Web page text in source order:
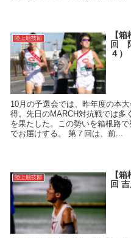
陸上競技部
【
回
４）
10月の予選会では、昨年度の本
得。先日のMARCH対抗戦では多
を果たした。この勢いを箱根路
でお届けする。 第７回は、前...
陸上競技部
【
回 吉